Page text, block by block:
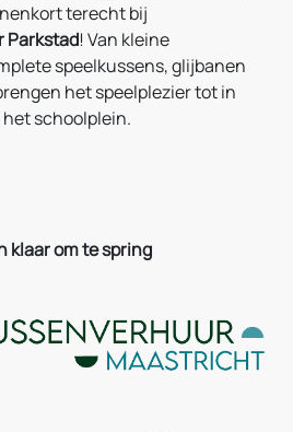
terecht bij
Parkstad! Van kleine
speelkussens, glijbanen
het speelplezier tot in
schoolplein.
klaar om te spring